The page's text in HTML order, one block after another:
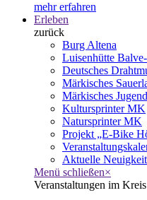
mehr erfahren
Erleben
zurück
Burg Altena
Luisenhütte
Deutsches
Märkisches
Märkisches
Kultursprinter MK
Natursprinter MK
Projekt „E-Bike
Aktuelle
Menü schließen×
Veranstaltungen im Kreis